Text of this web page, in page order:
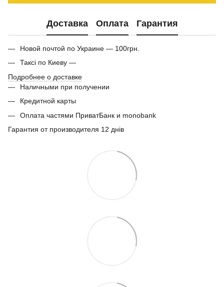
Доставка Оплата Гарантия
Новой почтой по Украине — 100грн.
Таксі по Киеву —
Подробнее о доставке
Наличными при получении
Кредитной карты
Оплата частями ПриватБанк и monobank
Гарантия от производителя 12 днів